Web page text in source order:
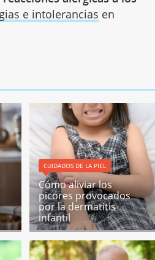
e intolerancias en
CUIDADOS DE LA PIEL
Cómo aliviar los
picores provocados
por la dermatitis
infantil